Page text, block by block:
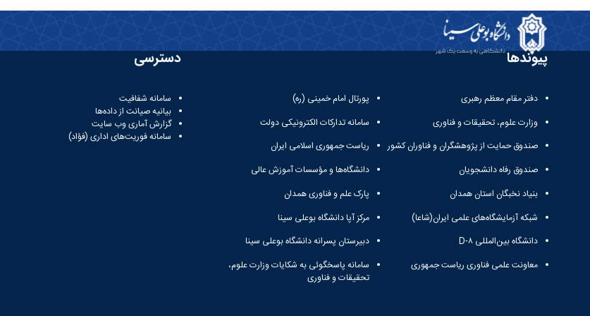
پیوندها
دفتر مقام معظم رهبری
وزارت علوم، تحقیقات و فناوری
صندوق حمایت از پژوهشگران و فناوران کشور
صندوق رفاه دانشجویان
بنیاد نخبگان استان همدان
شبکه آزمایشگاه‌های علمی ایران(شاعا)
دانشگاه بین‌المللی D-۸
معاونت علمی فناوری ریاست جمهوری
پورتال امام خمینی (ره)
سامانه تدارکات الکترونیکی دولت
ریاست جمهوری اسلامی ایران
دانشگاه‌ها و مؤسسات آموزش عالی
پارک علم و فناوری همدان
مرکز آپا دانشگاه بوعلی سینا
دبیرستان پسرانه دانشگاه بوعلی سینا
سامانه پاسخگوئی به شکایات وزارت علوم،
تحقیقات و فناوری
دسترسی
سامانه شفافیت
بیانیه صیانت از داده‌ها
گزارش آماری وب‌ سایت
سامانه فوریت‌های اداری (فؤاد)